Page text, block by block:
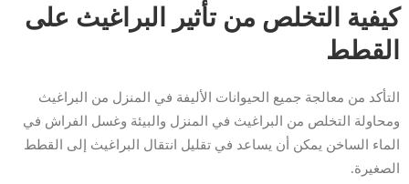
كيفية التخلص من تأثير البراغيث على
القطط
التأكد من معالجة جميع الحيوانات الأليفة في المنزل من البراغيث
ومحاولة التخلص من البراغيث في المنزل والبيئة وغسل الفراش في
الماء الساخن يمكن أن يساعد في تقليل انتقال البراغيث إلى القطط
الصغيرة.